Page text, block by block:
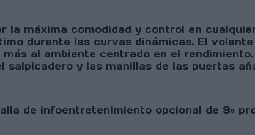
la máxima comodidad y control en
durante las curvas dinámicas. El
al ambiente centrado en el
y las manillas de las puertas
de infoentretenimiento opcional de 9»